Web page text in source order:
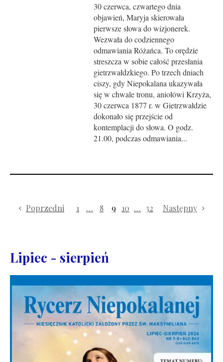
30 czerwca, czwartego dnia
objawień, Maryja skierowała
pierwsze słowa do wizjonerek.
Wezwała do codziennego
odmawiania Różańca. To orędzie
streszcza w sobie całość przesłania
gietrzwałdzkiego. Po trzech dniach
ciszy, gdy Niepokalana ukazywała
się w chwale tronu, aniołówi Krzyża,
30 czerwca 1877 r. w Gietrzwałdzie
dokonało się przejście od
kontemplacji do słowa. O godz.
21.00, podczas odmawiania...
Poprzedni 1 … 8 9 10 … 32 Następny
Lipiec - sierpień